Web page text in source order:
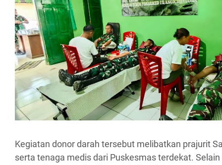
Kegiatan donor darah tersebut melibatkan prajurit
serta tenaga medis dari Puskesmas terdekat.